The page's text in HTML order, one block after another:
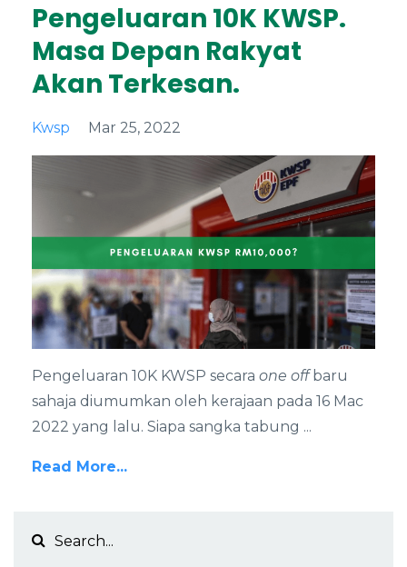
Pengeluaran 10K KWSP.
Masa Depan Rakyat
Akan Terkesan.
Kwsp Mar 25, 2022
Pengeluaran 10K KWSP secara one offbaru
sahaja diumumkan oleh kerajaan pada 16 Mac
2022 yang lalu. Siapa sangka tabung ...
Read More...